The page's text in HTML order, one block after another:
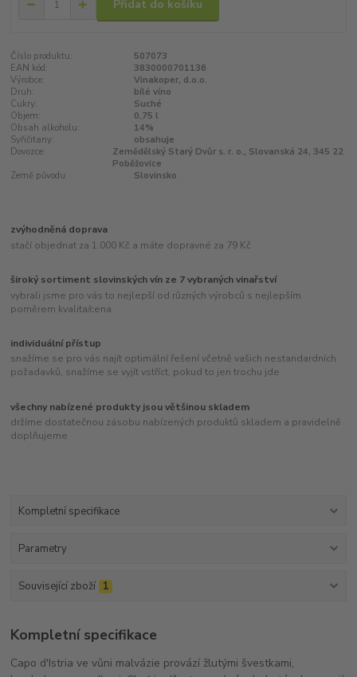
Přidat do košíku
Číslo produktu:
507073
EAN kód:
3830000701136
Výrobce:
Vinakoper, d.o.o.
Druh:
bílé víno
Cukry:
Suché
Objem:
0,75 l
Obsah alkoholu:
14%
Syřičitany:
obsahuje
Dovozce:
Zemědělský Starý Dvůr s. r. o., Slovanská 24, 345 22
Poběžovice
Země původu:
Slovinsko
zvýhodněná doprava
stačí objednat za 1.000 Kč a máte dopravné za 79 Kč
široký sortiment slovinských vín ze 7 vybraných vinařství
vybrali jsme pro vás to nejlepší od různých výrobců s nejlepším
poměrem kvalita/cena
individuální přístup
snažíme se pro vás najít optimální řešení včetně vašich nestandardních
požadavků, snažíme se vyjít vstříct, pokud to jen trochu jde
všechny nabízené produkty jsou většinou skladem
držíme dostatečnou zásobu nabízených produktů skladem a pravidelně
doplňujeme
Kompletní specifikace
Parametry
Související zboží 1
Kompletní specifikace
Capo d'Istria ve vůni malvázie provází žlutými švestkami,